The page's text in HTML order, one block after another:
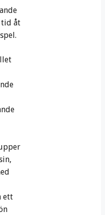
tid åt
ett